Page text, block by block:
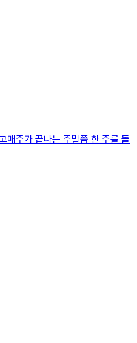
매주가 끝나는 주말쯤 한 주를 돌